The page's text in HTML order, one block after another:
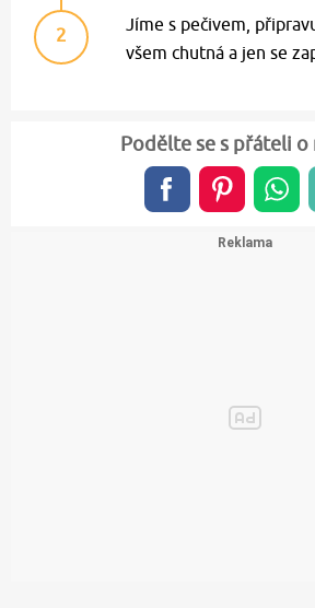
2
Jíme s pečivem,
všem chutná a jen se
Podělte se s přáteli o